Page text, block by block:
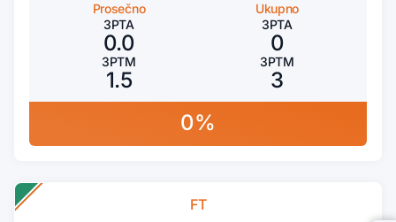
Prosečno
3PTA
0.0
3PTM
1.5
Ukupno
3PTA
0
3PTM
3
0%
FT